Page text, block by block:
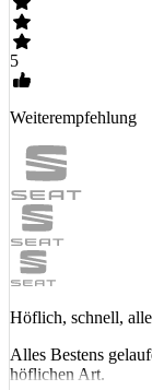
5
Weiterempfehlung
Höflich, schnell,
Alles Bestens
höflichen Art.